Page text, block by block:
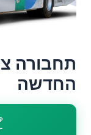
תחבורה
החדשה